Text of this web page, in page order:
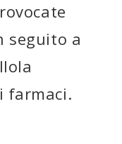
seguito a
farmaci.